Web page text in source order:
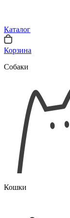
Каталог
Корзина
Собаки
Кошки